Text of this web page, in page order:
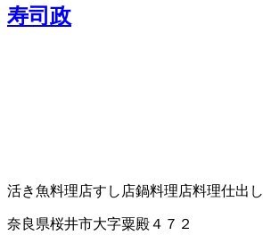
寿司政
活き魚料理店すし店鍋料理店料理仕出し
奈良県桜井市大字粟殿４７２